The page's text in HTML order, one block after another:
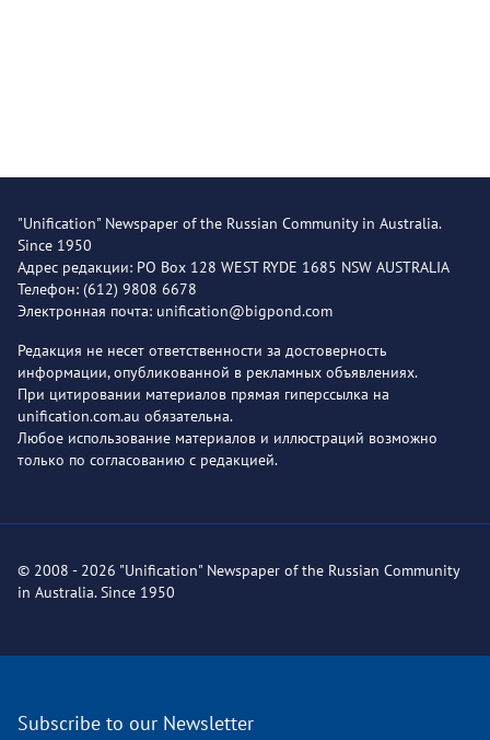
"Unification" Newspaper of the Russian Community in Australia.
Since 1950
Адрес редакции: PO Box 128 WEST RYDE 1685 NSW AUSTRALIA
Телефон: (612) 9808 6678
Электронная почта: unification@bigpond.com
Редакция не несет ответственности за достоверность
информации, опубликованной в рекламных объявлениях.
При цитировании материалов прямая гиперссылка на
unification.com.au обязательна.
Любое использование материалов и иллюстраций возможно
только по согласованию с редакцией.
© 2008 - 2026 "Unification" Newspaper of the Russian Community
in Australia. Since 1950
Subscribe to our Newsletter